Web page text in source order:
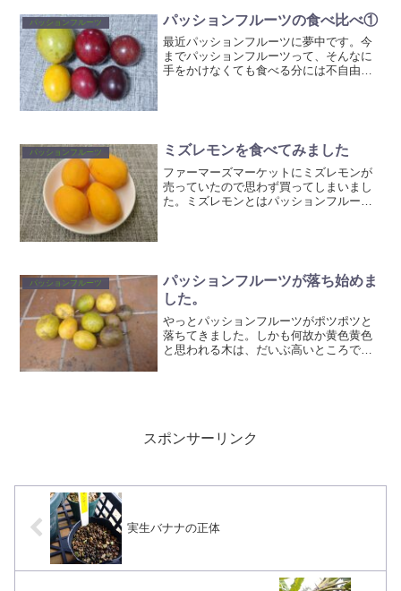
パッションフルーツ パッションフルーツの食べ比べ①
最近パッションフルーツに夢中です。今
までパッションフルーツって、そんなに
手をかけなくても食べる分には不自由し
パッションフルーツ ミズレモンを食べてみました
ファーマーズマーケットにミズレモンが
売っていたので思わず買ってしまいまし
た。ミズレモンとはパッションフルーツ
パッションフルーツ
パッションフルーツが落ち始めま
した。
やっとパッションフルーツがポツポツと
落ちてきました。しかも何故か黄色黄色
と思われる木は、だいぶ高いところで実
スポンサーリンク
実生バナナの正体